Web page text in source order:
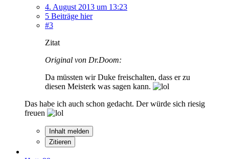
4. August 2013 um 13:23
5 Beiträge hier
#3
Zitat
Original von Dr.Doom:
Da müssten wir Duke freischalten, dass er zu
diesen Meisterk was sagen kann.
Das habe ich auch schon gedacht. Der würde sich riesig
freuen
Inhalt melden
Zitieren